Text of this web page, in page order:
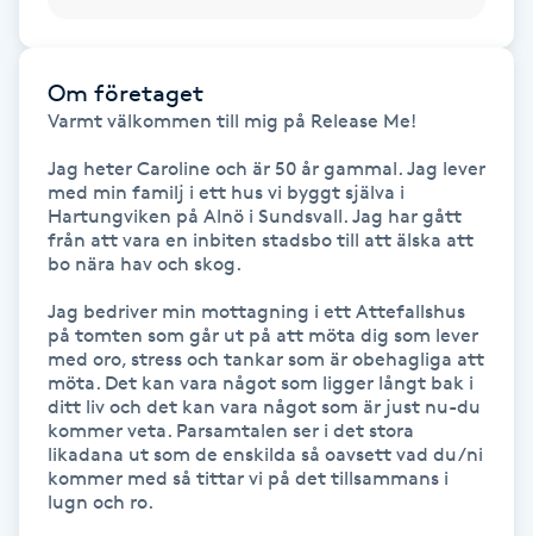
Gravidyoga
Gua Sha-massage
Hatha Yoga
Headspa
Healing
Herrklippning
Om företaget
Varmt välkommen till mig på Release Me!
Jag heter Caroline och är 50 år gammal. Jag lever
med min familj i ett hus vi byggt själva i
Hartungviken på Alnö i Sundsvall. Jag har gått
från att vara en inbiten stadsbo till att älska att
bo nära hav och skog.
Jag bedriver min mottagning i ett Attefallshus
på tomten som går ut på att möta dig som lever
med oro, stress och tankar som är obehagliga att
möta. Det kan vara något som ligger långt bak i
ditt liv och det kan vara något som är just nu-du
kommer veta. Parsamtalen ser i det stora
likadana ut som de enskilda så oavsett vad du/ni
kommer med så tittar vi på det tillsammans i
lugn och ro.